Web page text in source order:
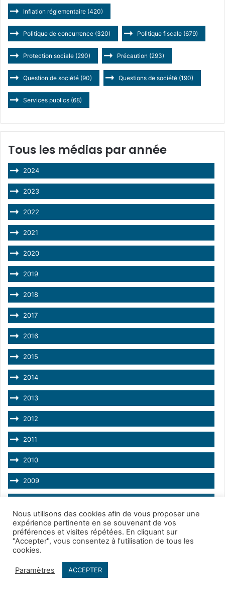
Inflation réglementaire (420)
Politique de concurrence (320) Politique fiscale (679)
Protection sociale (290) Précaution (293)
Question de société (90) Questions de société (190)
Services publics (68)
Tous les médias par année
2024
2023
2022
2021
2020
2019
2018
2017
2016
2015
2014
2013
2012
2011
2010
2009
2007
2006
Nous utilisons des cookies afin de vous proposer une
expérience pertinente en se souvenant de vos
préférences et visites répétées. En cliquant sur
"Accepter", vous consentez à l'utilisation de tous les
cookies.
Paramètres ACCEPTER